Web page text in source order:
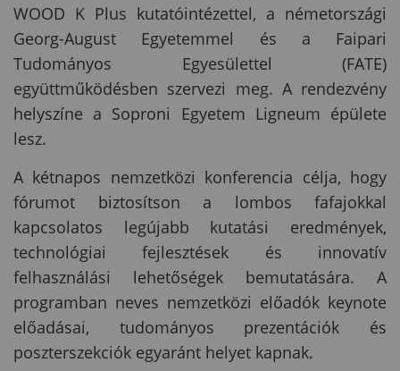
WOOD K Plus kutatóintézettel, a németországi
Georg-August Egyetemmel és a Faipari
Tudományos Egyesülettel (FATE)
együttműködésben szervezi meg. A rendezvény
helyszíne a Soproni Egyetem Ligneum épülete
lesz.
A kétnapos nemzetközi konferencia célja, hogy
fórumot biztosítson a lombos fafajokkal
kapcsolatos legújabb kutatási eredmények,
technológiai fejlesztések és innovatív
felhasználási lehetőségek bemutatására. A
programban neves nemzetközi előadók keynote
előadásai, tudományos prezentációk és
poszterszekciók egyaránt helyet kapnak.